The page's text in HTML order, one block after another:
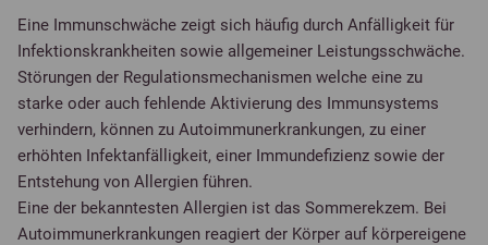
Eine Immunschwäche zeigt sich häufig durch Anfälligkeit für
Infektionskrankheiten sowie allgemeiner Leistungsschwäche.
Störungen der Regulationsmechanismen welche eine zu
starke oder auch fehlende Aktivierung des Immunsystems
verhindern, können zu Autoimmunerkrankungen, zu einer
erhöhten Infektanfälligkeit, einer Immundefizienz sowie der
Entstehung von Allergien führen.
Eine der bekanntesten Allergien ist das Sommerekzem. Bei
Autoimmunerkrankungen reagiert der Körper auf körpereigene